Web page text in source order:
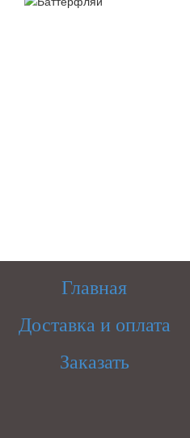
Главная
Доставка и оплата
Заказать